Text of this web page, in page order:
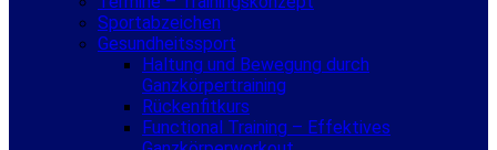
Sportabzeichen
Gesundheitssport
Haltung und Bewegung durch
Ganzkörpertraining
Rückenfitkurs
Functional Training – Effektives